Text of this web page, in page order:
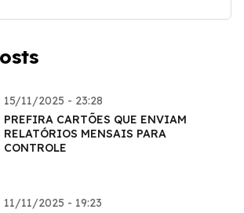
15/11/2025 - 23:28
PREFIRA CARTÕES QUE ENVIAM
RELATÓRIOS MENSAIS PARA
CONTROLE
11/11/2025 - 19:23